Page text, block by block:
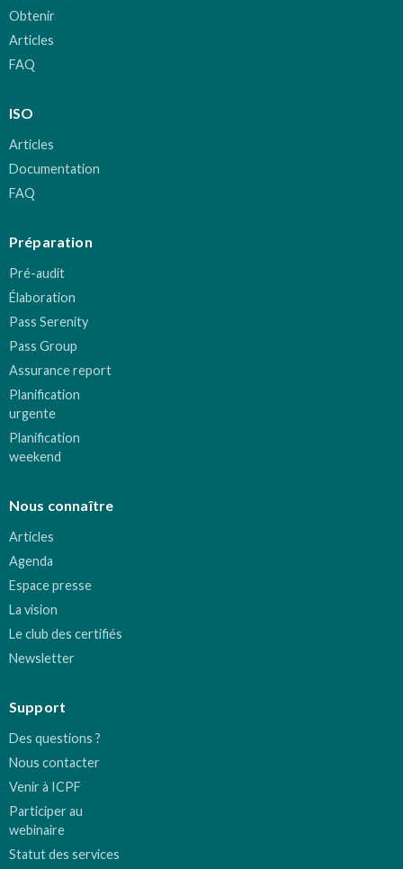
Obtenir
Articles
FAQ
ISO
Articles
Documentation
FAQ
Préparation
Pré-audit
Élaboration
Pass Serenity
Pass Group
Assurance report
Planification
urgente
Planification
weekend
Nous connaître
Articles
Agenda
Espace presse
La vision
Le club des certifiés
Newsletter
Support
Des questions ?
Nous contacter
Venir à ICPF
Participer au
webinaire
Statut des services